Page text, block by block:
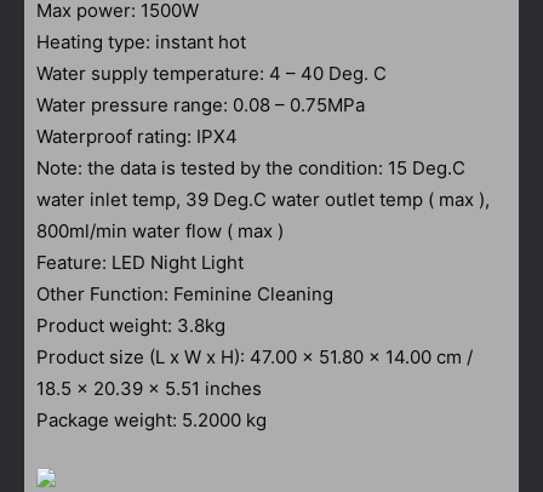
Max power: 1500W
Heating type: instant hot
Water supply temperature: 4 – 40 Deg. C
Water pressure range: 0.08 – 0.75MPa
Waterproof rating: IPX4
Note: the data is tested by the condition: 15 Deg.C
water inlet temp, 39 Deg.C water outlet temp ( max ),
800ml/min water flow ( max )
Feature: LED Night Light
Other Function: Feminine Cleaning
Product weight: 3.8kg
Product size (L x W x H): 47.00 x 51.80 x 14.00 cm /
18.5 x 20.39 x 5.51 inches
Package weight: 5.2000 kg